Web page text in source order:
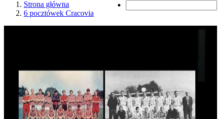
Strona główna
6 pocztówek Cracovia